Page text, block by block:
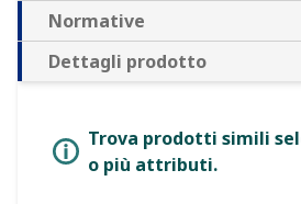
Normative
Dettagli prodotto
Trova prodotti simili
o più attributi.